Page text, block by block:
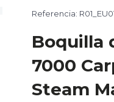
Referencia:
Boquilla
7000
Steam